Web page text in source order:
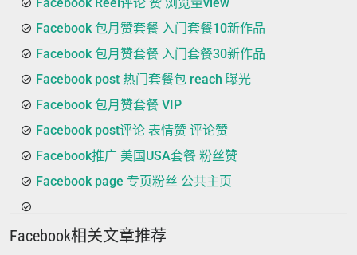
Facebook 包月赞套餐 入门套餐10新作品
Facebook 包月赞套餐 入门套餐30新作品
Facebook post 热门套餐包 reach 曝光
Facebook 包月赞套餐 VIP
Facebook post评论 表情赞 评论赞
Facebook推广 美国USA套餐 粉丝赞
Facebook page 专页粉丝 公共主页
Facebook相关文章推荐